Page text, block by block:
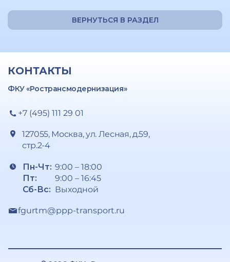
ВЕРНУТЬСЯ В РАЗДЕЛ
КОНТАКТЫ
ФКУ «Ространсмодернизация»
+7 (495) 111 29 01
127055, Москва, ул. Лесная, д.59,
стр.2-4
Пн-Чт:
Пт:
Сб-Вс:
9:00 – 18:00
9:00 – 16:45
Выходной
fgurtm@ppp-transport.ru